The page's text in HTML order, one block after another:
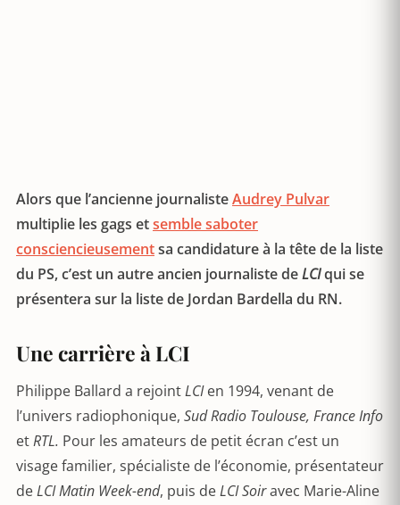
Alors que l’ancienne journalisteAudrey Pulvar
multiplie les gags etsemble saboter
consciencieusementsa candidature à la tête de la liste
du PS, c’est un autre ancien journaliste deLCIqui se
présentera sur la liste de Jordan Bardella du RN.
Une carrière à LCI
Philippe Ballard a rejointLCIen 1994, venant de
l’univers radiophonique, Sud Radio Toulouse, France Info
etRTL. Pour les amateurs de petit écran c’est un
visage familier, spécialiste de l’économie, présentateur
deLCI Matin Week-end, puis deLCI Soiravec Marie-Aline